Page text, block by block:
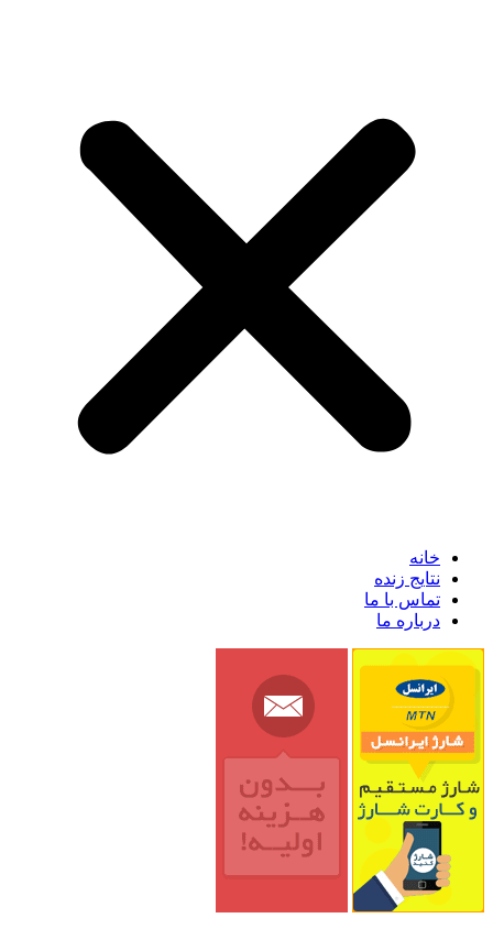
خانه
نتایج زنده
تماس با ما
درباره ما